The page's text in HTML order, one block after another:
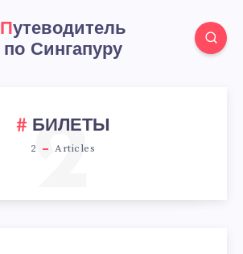
Путеводитель
по Сингапуру
БИЛЕТЫ
2 Articles
2